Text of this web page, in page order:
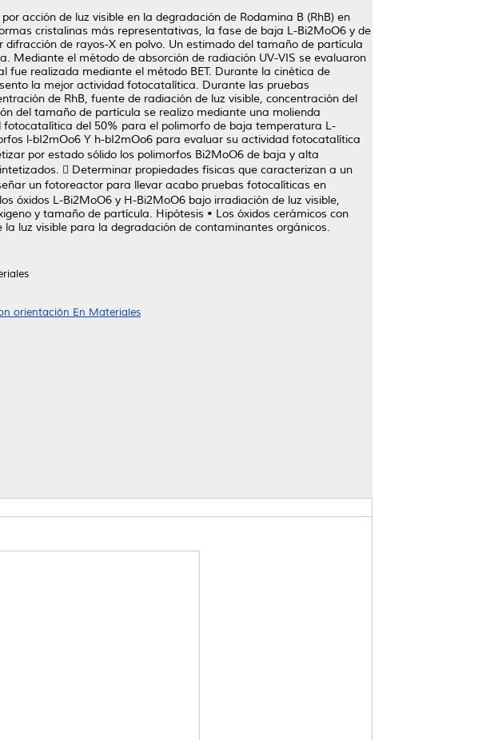
acción de luz visible en la degradación de Rodamina B (RhB) en
cristalinas más representativas, la fase de baja L-Bi2MoO6 y de
de rayos-X en polvo. Un estimado del tamaño de partícula
Mediante el método de absorción de radiación UV-VIS se evaluaron
fue realizada mediante el método BET. Durante la cinética de
la mejor actividad fotocatalítica. Durante las pruebas
de RhB, fuente de radiación de luz visible, concentración del
del tamaño de partícula se realizo mediante una molienda
del 50% para el polimorfo de baja temperatura L-
l-bI2mOo6 Y h-bI2mOo6 para evaluar su actividad fotocatalítica
por estado sólido los polimorfos Bi2MoO6 de baja y alta
 Determinar propiedades físicas que caracterizan a un
un fotoreactor para llevar acabo pruebas fotocalíticas en
óxidos L-Bi2MoO6 y H-Bi2MoO6 bajo irradiación de luz visible,
y tamaño de partícula. Hipótesis • Los óxidos cerámicos con
luz visible para la degradación de contaminantes orgánicos.
orientación En Materiales